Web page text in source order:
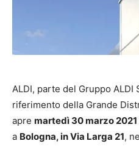
ALDI, parte del Gruppo ALDI
riferimento della Grande
apre martedì 30 marzo 2021
a Bologna, in Via Larga 21,